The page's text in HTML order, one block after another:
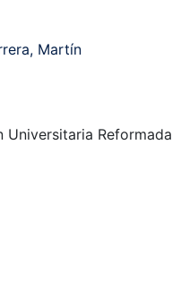
Martín
Universitaria Reformada